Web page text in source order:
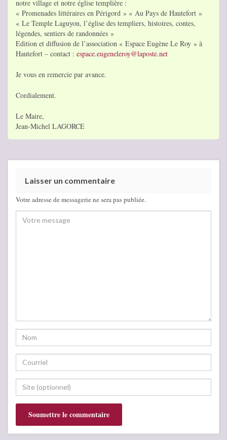
notre village et notre église templière :
« Promenades littéraires en Périgord » « Au Pays de Hautefort »
« Le Temple Laguyon, l’église des templiers, histoires, contes,
légendes, sentiers de randonnées »
Edition et diffusion de l’association « Espace Eugène Le Roy » à
Hautefort – contact : espace.eugeneleroy@laposte.net
Je vous en remercie par avance.
Cordialement.
Le Maire,
Jean-Michel LAGORCE
Laisser un commentaire
Votre adresse de messagerie ne sera pas publiée.